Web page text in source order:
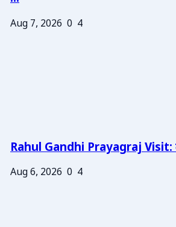
Aug 7, 2026 0 4
Rahul Gandhi Prayagraj Visit:
Aug 6, 2026 0 4